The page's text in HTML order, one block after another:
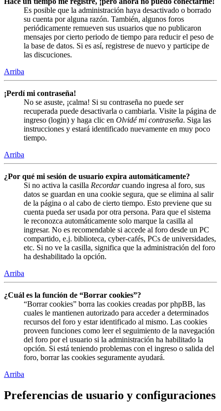
Es posible que la administración haya desactivado o borrado
su cuenta por alguna razón. También, algunos foros
periódicamente remueven sus usuarios que no publicaron
mensajes por cierto periodo de tiempo para reducir el peso de
la base de datos. Si es así, registrese de nuevo y participe de
las discuciones.
Arriba
¡Perdí mi contraseña!
No se asuste, ¡calma! Si su contraseña no puede ser
recuperada puede desactivarla o cambiarla. Visite la página de
ingreso (login) y haga clic en Olvidé mi contraseña. Siga las
instrucciones y estará identificado nuevamente en muy poco
tiempo.
Arriba
¿Por qué mi sesión de usuario expira automáticamente?
Si no activa la casilla Recordarcuando ingresa al foro, sus
datos se guardan en una cookie segura, que se elimina al salir
de la página o al cabo de cierto tiempo. Esto previene que su
cuenta pueda ser usada por otra persona. Para que el sistema
le reconozca automáticamente solo marque la casilla al
ingresar. No es recomendable si accede al foro desde un PC
compartido, e.j. biblioteca, cyber-cafés, PCs de universidades,
etc. Si no ve la casilla, significa que la administración del foro
ha deshabilitado la opción.
Arriba
¿Cuál es la función de “Borrar cookies”?
“Borrar cookies” borra las cookies creadas por phpBB, las
cuales le mantienen autorizado para acceder a determinados
recursos del foro y estar identificado al mismo. Las cookies
proveen funciones como leer el seguimiento de la navegación
del foro por el usuario si la administración ha habilitado la
opción. Si está teniendo problemas con el ingreso o salida del
foro, borrar las cookies seguramente ayudará.
Arriba
Preferencias de usuario y configuraciones